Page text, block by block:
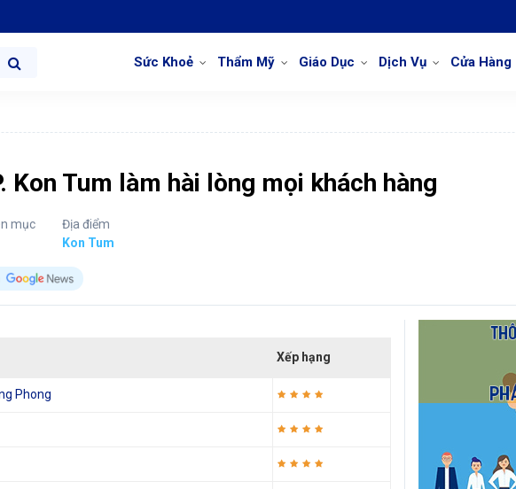
Sức Khoẻ Thẩm Mỹ Giáo Dục Dịch Vụ Cửa Hàng
Kon Tum làm hài lòng mọi khách hàng
mục
Địa điểm
Kon Tum
Xếp hạng
Phong